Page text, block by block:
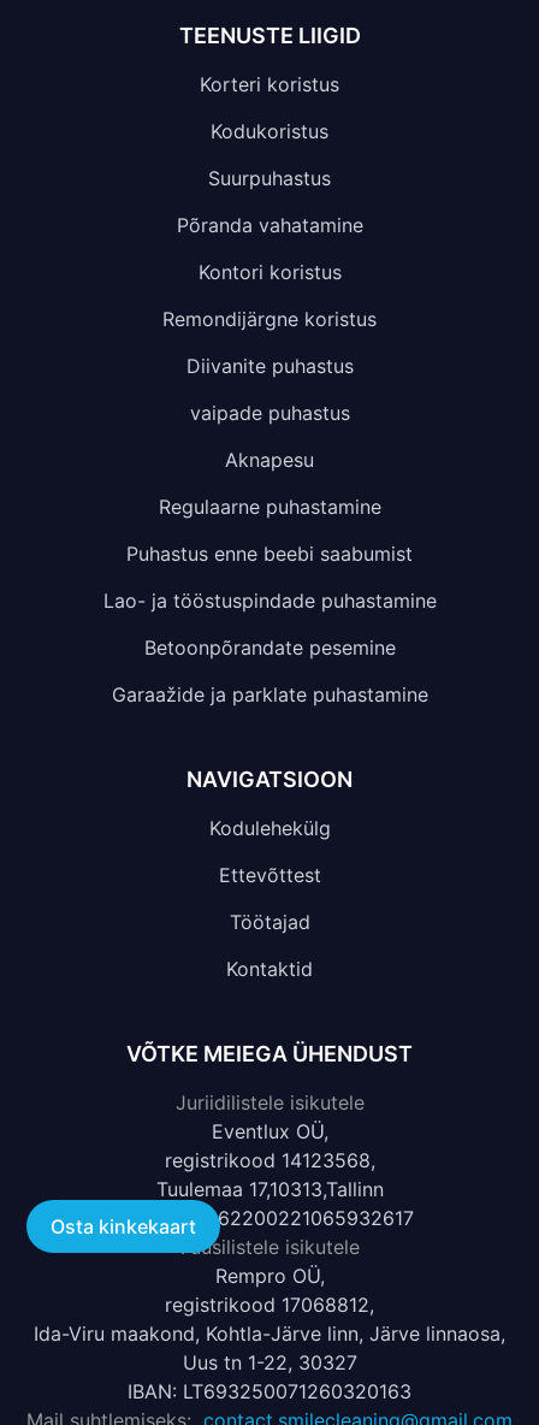
TEENUSTE LIIGID
Korteri koristus
Kodukoristus
Suurpuhastus
Põranda vahatamine
Kontori koristus
Remondijärgne koristus
Diivanite puhastus
vaipade puhastus
Aknapesu
Regulaarne puhastamine
Puhastus enne beebi saabumist
Lao- ja tööstuspindade puhastamine
Betoonpõrandate pesemine
Garaažide ja parklate puhastamine
NAVIGATSIOON
Kodulehekülg
Ettevõttest
Töötajad
Kontaktid
VÕTKE MEIEGA ÜHENDUST
Juriidilistele isikutele
Eventlux OÜ,
registrikood 14123568,
Tuulemaa 17,10313,Tallinn
IBAN: EE262200221065932617
Füüsilistele isikutele
Rempro OÜ,
registrikood 17068812,
Ida-Viru maakond, Kohtla-Järve linn, Järve linnaosa,
Uus tn 1-22, 30327
IBAN: LT693250071260320163
Mail suhtlemiseks: contact.smilecleaning@gmail.com
Osta kinkekaart